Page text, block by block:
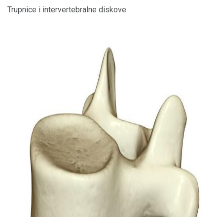
Trupnice i intervertebralne diskove